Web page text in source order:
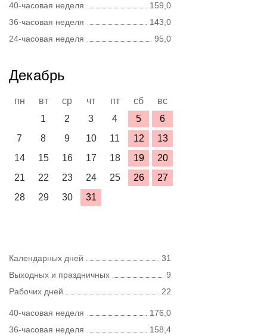
40-часовая неделя
159,0
36-часовая неделя
143,0
24-часовая неделя
95,0
Декабрь
пн вт ср чт пт сб
вс
1
2 3 4 5
6
7
8 9 10 11 12
13
14
15 16 17 18 19
20
21
22 23 24 25 26
27
28
29 30 31
Календарных дней
31
Выходных и праздничных
9
Рабочих дней
22
40-часовая неделя
176,0
36-часовая неделя
158,4